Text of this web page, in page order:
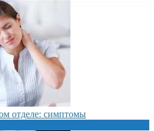
отделе: симптомы